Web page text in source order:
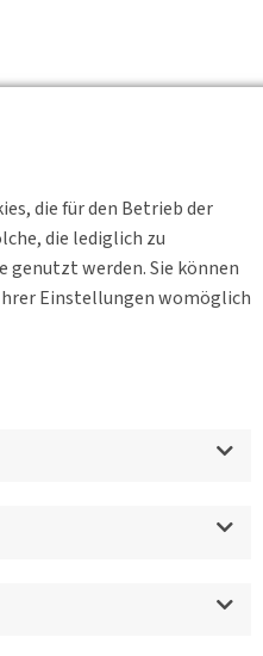
die für den Betrieb der
die lediglich zu
werden. Sie können
Einstellungen womöglich